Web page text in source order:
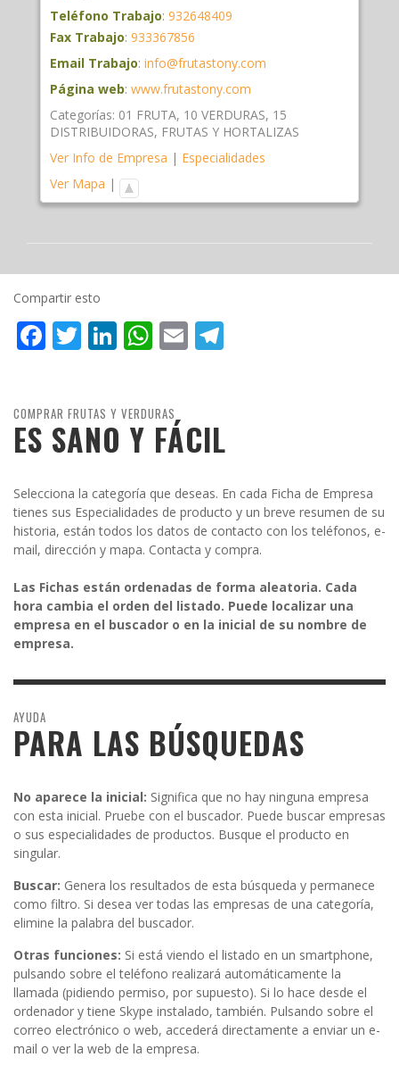
Teléfono Trabajo: 932648409
Fax Trabajo: 933367856
Email Trabajo: info@frutastony.com
Página web: www.frutastony.com
Categorías: 01 FRUTA, 10 VERDURAS, 15
DISTRIBUIDORAS, FRUTAS Y HORTALIZAS
Ver Info de Empresa | Especialidades
Ver Mapa |
Compartir esto
Facebook
Twitter
LinkedIn
WhatsApp
Email
COMPRAR FRUTAS Y VERDURAS
ES SANO Y FÁCIL
Selecciona la categoría que deseas. En cada Ficha de Empresa
tienes sus Especialidades de producto y un breve resumen de su
historia, están todos los datos de contacto con los teléfonos, e-
mail, dirección y mapa. Contacta y compra.
Las Fichas están ordenadas de forma aleatoria. Cada
hora cambia el orden del listado. Puede localizar una
empresa en el buscador o en la inicial de su nombre de
empresa.
AYUDA
PARA LAS BÚSQUEDAS
No aparece la inicial: Significa que no hay ninguna empresa
con esta inicial. Pruebe con el buscador. Puede buscar empresas
o sus especialidades de productos. Busque el producto en
singular.
Buscar: Genera los resultados de esta búsqueda y permanece
como filtro. Si desea ver todas las empresas de una categoría,
elimine la palabra del buscador.
Otras funciones: Si está viendo el listado en un smartphone,
pulsando sobre el teléfono realizará automáticamente la
llamada (pidiendo permiso, por supuesto). Si lo hace desde el
ordenador y tiene Skype instalado, también. Pulsando sobre el
correo electrónico o web, accederá directamente a enviar un e-
mail o ver la web de la empresa.